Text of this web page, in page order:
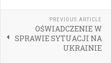
PREVIOUS ARTICLE
OŚWIADCZENIE W
SPRAWIE SYTUACJI NA
UKRAINIE